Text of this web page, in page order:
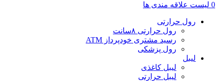
0 لیست علاقه مندی ها
رول حرارتی
رول حرارتی ۸سانت
رسید مشتری خودپرداز ATM
رول پزشکی
لیبل
لیبل کاغذی
لیبل حرارتی